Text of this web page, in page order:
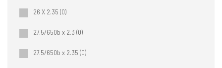
26 X 2.35 (0)
27.5/650b x 2.3 (0)
27.5/650b x 2.35 (0)